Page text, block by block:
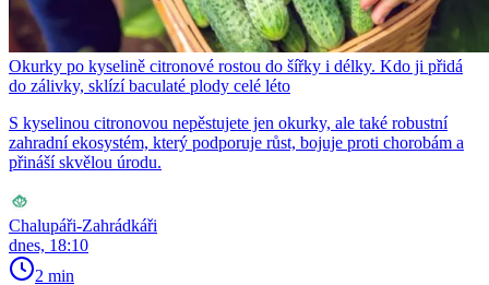
Okurky po kyselině citronové rostou do šířky i délky. Kdo ji přidá
do zálivky, sklízí baculaté plody celé léto
S kyselinou citronovou nepěstujete jen okurky, ale také robustní
zahradní ekosystém, který podporuje růst, bojuje proti chorobám a
přináší skvělou úrodu.
Chalupáři-Zahrádkáři
dnes, 18:10
2 min